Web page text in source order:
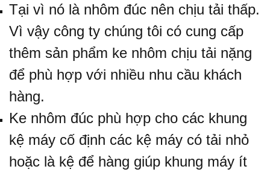
Tại vì nó là nhôm đúc nên chịu tải thấp.
Vì vậy công ty chúng tôi có cung cấp
thêm sản phẩm ke nhôm chịu tải nặng
để phù hợp với nhiều nhu cầu khách
hàng.
Ke nhôm đúc phù hợp cho các khung
kệ máy cố định các kệ máy có tải nhỏ
hoặc là kệ để hàng giúp khung máy ít